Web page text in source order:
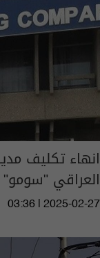
انهاء تكليف
العراقي
03:36 | 2025-02-27